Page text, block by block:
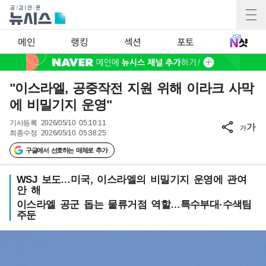
메인 랭킹 섹션 포토
"이스라엘, 공중작전 지원 위해 이라크 사막
에 비밀기지 운영"
기사등록 2026/05/10 05:10:11
최종수정 2026/05/10 05:38:25
구글에서 선호하는 매체로 추가
가가
WSJ 보도…미국, 이스라엘의 비밀기지 운영에 관여
안 해
이스라엘 공군 돕는 물류거점 역할…특수부대·수색팀
주둔